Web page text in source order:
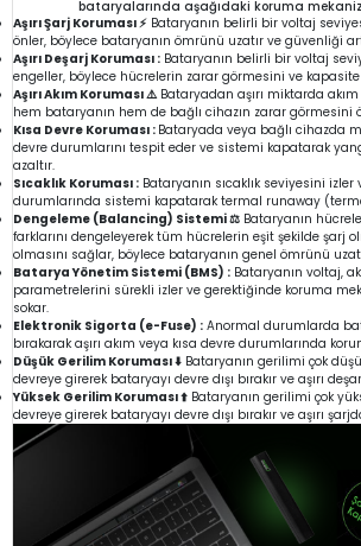
bataryalarında aşağıdaki koruma
Aşırı Şarj Koruması ⚡ Bataryanın belirli bir voltaj
önler, böylece bataryanın ömrünü uzatır ve güvenliği
Aşırı Deşarj Koruması : Bataryanın belirli bir voltaj
engeller, böylece hücrelerin zarar görmesini ve kapasite
Aşırı Akım Koruması ⚠️Bataryadan aşırı miktarda
hem bataryanın hem de bağlı cihazın zarar görmesini
Kısa Devre Koruması : Bataryada veya bağlı cihazda
devre durumlarını tespit eder ve sistemi kapatarak
azaltır.
Sıcaklık Koruması : Bataryanın sıcaklık seviyesini izler
durumlarında sistemi kapatarak termal runaway
Dengeleme (Balancing) Sistemi ⚖️ Bataryanın
farklarını dengeleyerek tüm hücrelerin eşit şekilde şarj
olmasını sağlar, böylece bataryanın genel ömrünü
Batarya Yönetim Sistemi (BMS) : Bataryanın voltaj,
parametrelerini sürekli izler ve gerektiğinde koruma
sokar.
Elektronik Sigorta (e-Fuse) : Anormal durumlarda
bırakarak aşırı akım veya kısa devre durumlarında
Düşük Gerilim Koruması ⬇️ Bataryanın gerilimi çok
devreye girerek bataryayı devre dışı bırakır ve aşırı
Yüksek Gerilim Koruması ⬆️ Bataryanın gerilimi çok
devreye girerek bataryayı devre dışı bırakır ve aşırı